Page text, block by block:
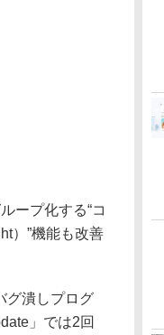
ープ化する“コ
）”機能も改善
グ潰しプログ
」では2回